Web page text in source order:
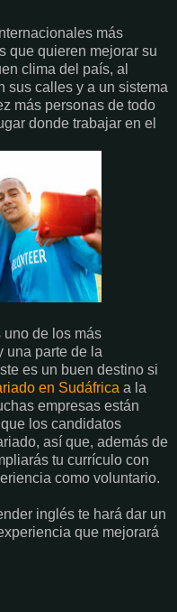
más
que quieren mejorar su
clima del país, al
sus calles y a un sistema
más personas de todo
donde trabajar en el
uno de los más
una parte de la
es un buen destino si
en Sudáfrica a la
empresas están
los candidatos
así que, además de
tu currículo con
como voluntario.
inglés te hará dar un
que mejorará